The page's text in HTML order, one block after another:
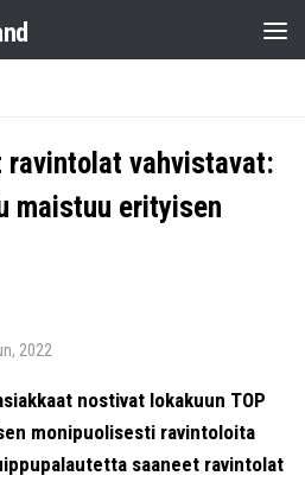
ravintolat vahvistavat:
maistuu erityisen
2022
nostivat lokakuun TOP
monipuolisesti ravintoloita
saaneet ravintolat